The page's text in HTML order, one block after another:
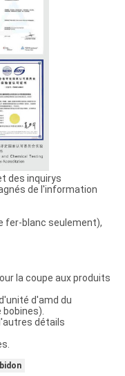
des inquirys
de l'information
fer-blanc seulement),
la coupe aux produits
d'amd du
détails